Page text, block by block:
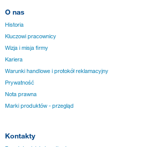
O nas
Historia
Kluczowi pracownicy
Wizja i misja firmy
Kariera
Warunki handlowe i protokół reklamacyjny
Prywatność
Nota prawna
Marki produktów - przegląd
Kontakty